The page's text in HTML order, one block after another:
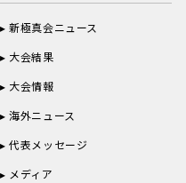
新極真会ニュース
大会結果
大会情報
海外ニュース
代表メッセージ
メディア